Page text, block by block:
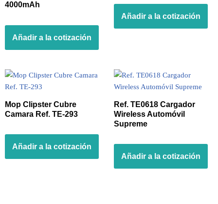
4000mAh
Añadir a la cotización
Añadir a la cotización
Mop Clipster Cubre
Camara Ref. TE-293
Añadir a la cotización
Ref. TE0618 Cargador
Wireless Automóvil
Supreme
Añadir a la cotización